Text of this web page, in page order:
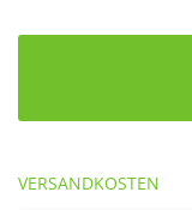
VERSANDKOSTEN